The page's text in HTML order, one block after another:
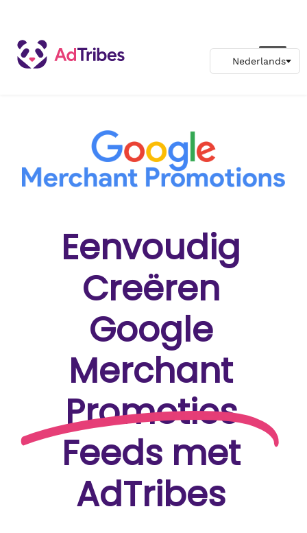
Eenvoudig
Creëren
Google
Merchant
Promoties
Feeds met
AdTribes